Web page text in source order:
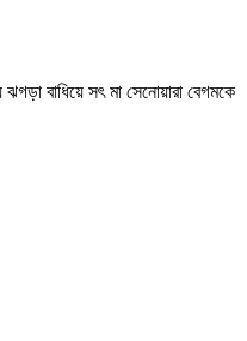
বাধিয়ে সৎ মা সেনোয়ারা বেগমকে